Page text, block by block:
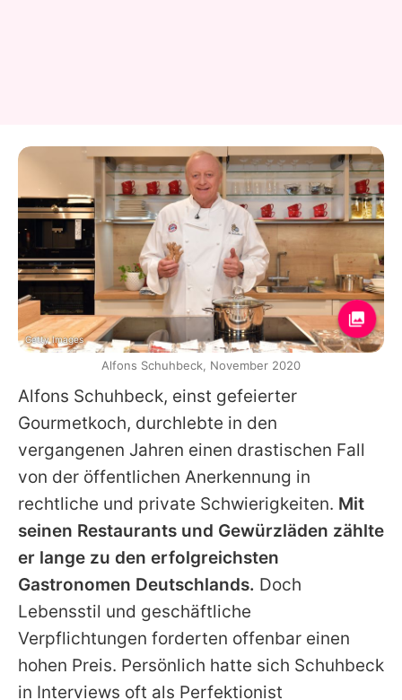
Alfons Schuhbeck, einst gefeierter
Gourmetkoch, durchlebte in den
vergangenen Jahren einen drastischen Fall
von der öffentlichen Anerkennung in
rechtliche und private Schwierigkeiten. Mit
seinen Restaurants und Gewürzläden zählte
er lange zu den erfolgreichsten
Gastronomen Deutschlands. Doch
Lebensstil und geschäftliche
Verpflichtungen forderten offenbar einen
hohen Preis. Persönlich hatte sich Schuhbeck
in Interviews oft als Perfektionist
Getty Images
Alfons Schuhbeck, November 2020